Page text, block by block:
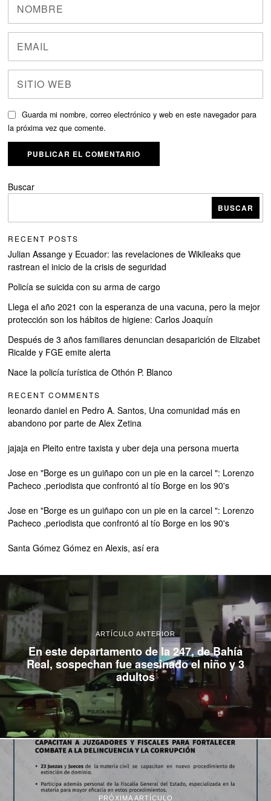
Guarda mi nombre, correo electrónico y web en este navegador para
la próxima vez que comente.
Buscar
BUSCAR
RECENT POSTS
Julian Assange y Ecuador: las revelaciones de Wikileaks que
rastrean el inicio de la crisis de seguridad
Policía se suicida con su arma de cargo
Llega el año 2021 con la esperanza de una vacuna, pero la mejor
protección son los hábitos de higiene: Carlos Joaquín
Después de 3 años familiares denuncian desaparición de Elizabet
Ricalde y FGE emite alerta
Nace la policía turística de Othón P. Blanco
RECENT COMMENTS
leonardo daniel en Pedro A. Santos, Una comunidad más en
abandono por parte de Alex Zetina
jajaja en Pleito entre taxista y uber deja una persona muerta
Jose en"Borge es un guiñapo con un pie en la carcel ": Lorenzo
Pacheco ,periodista que confrontó al tío Borge en los 90's
Jose en"Borge es un guiñapo con un pie en la carcel ": Lorenzo
Pacheco ,periodista que confrontó al tío Borge en los 90's
Santa Gómez Gómez enAlexis, así era
ARTÍCULO ANTERIOR
En este departamento de la 247, de Bahía
Real, sospechan fue asesinado el niño y 3
adultos
PRÓXIMA ARTÍCULO